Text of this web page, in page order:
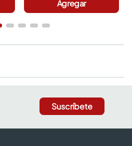
Agregar
Suscríbete